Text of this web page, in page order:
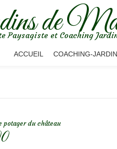
de
Paysagiste et Coaching
ACCUEIL COACHING-JARDIN
potager du château